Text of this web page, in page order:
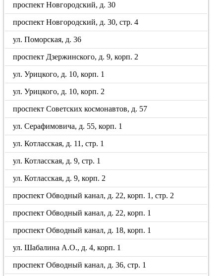
проспект Новгородский, д. 30
проспект Новгородский, д. 30, стр. 4
ул. Поморская, д. 36
проспект Дзержинского, д. 9, корп. 2
ул. Урицкого, д. 10, корп. 1
ул. Урицкого, д. 10, корп. 2
проспект Советских космонавтов, д. 57
ул. Серафимовича, д. 55, корп. 1
ул. Котласская, д. 11, стр. 1
ул. Котласская, д. 9, стр. 1
ул. Котласская, д. 9, корп. 2
проспект Обводный канал, д. 22, корп. 1, стр. 2
проспект Обводный канал, д. 22, корп. 1
проспект Обводный канал, д. 18, корп. 1
ул. Шабалина А.О., д. 4, корп. 1
проспект Обводный канал, д. 36, стр. 1